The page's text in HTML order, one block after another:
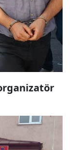
organizatör